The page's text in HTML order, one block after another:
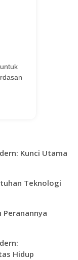
Kunci Utama
Teknologi
Peranannya
Hidup